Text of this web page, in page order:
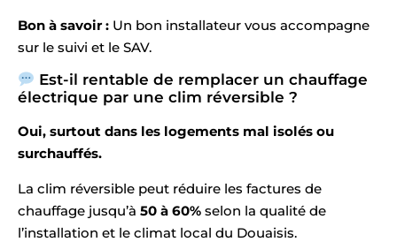
Bon à savoir : Un bon installateur vous accompagne
sur le suivi et le SAV.
Est-il rentable de remplacer un chauffage
électrique par une clim réversible ?
Oui, surtout dans les logements mal isolés ou
surchauffés.
La clim réversible peut réduire les factures de
chauffage jusqu’à 50 à 60% selon la qualité de
l’installation et le climat local du Douaisis.